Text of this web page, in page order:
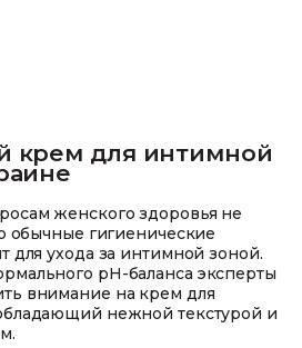
крем для интимной
женского здоровья не
обычные гигиенические
для ухода за интимной зоной.
рН-баланса эксперты
внимание на крем для
нежной текстурой и